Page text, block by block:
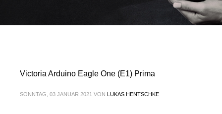
Victoria Arduino Eagle One (E1) Prima
SONNTAG, 03 JANUAR 2021 VON LUKAS HENTSCHKE